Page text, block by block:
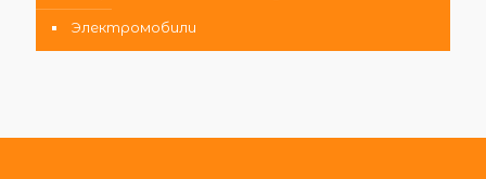
Электромобили